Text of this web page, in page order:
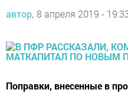
автор, 8 апреля 2019 -
Поправки, внесенные в